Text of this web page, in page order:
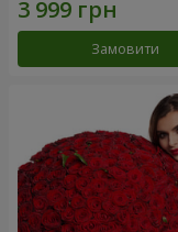
Замовити